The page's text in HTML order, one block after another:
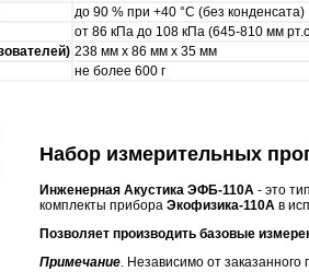
до 90 % при +40 °С (без конденсата)
от 86 кПа до 108 кПа (645-810 мм
238 мм х 86 мм х 35 мм
не более 600 г
Набор измерительных
Инженерная Акустика ЭФБ-110А - это
комплекты прибора Экофизика-110А в
Позволяет производить базовые
Примечание. Независимо от